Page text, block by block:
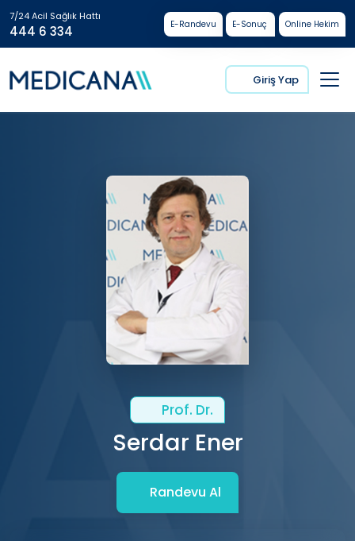
7/24 Acil Sağlık Hattı
444 6 334 E-Randevu E-Sonuç Online Hekim
Giriş Yap
Prof. Dr.
Serdar Ener
Randevu Al